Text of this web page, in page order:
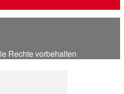
Rechte vorbehalten